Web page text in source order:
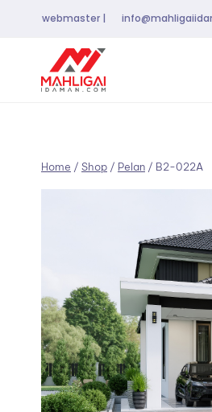
webmaster |
Home / Shop / Pelan / B2-022A